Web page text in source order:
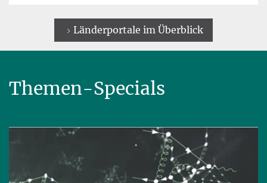
Länderportale im Überblick
Themen-Specials